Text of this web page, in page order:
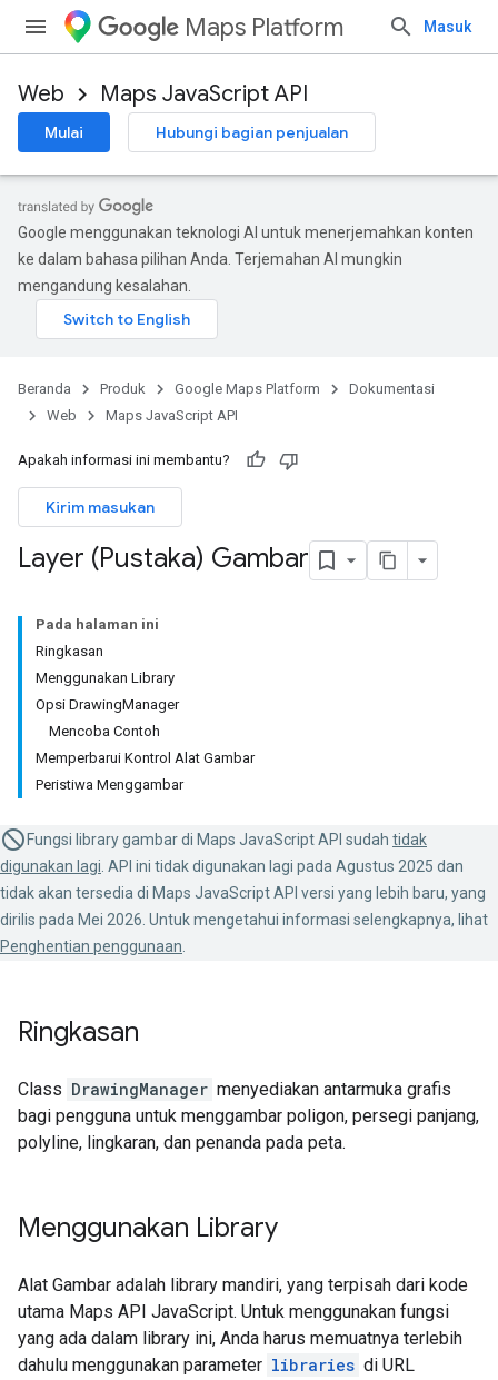
Maps Platform Masuk
Web Maps JavaScript API
Mulai Hubungi bagian penjualan
Google menggunakan teknologi AI untuk menerjemahkan konten
ke dalam bahasa pilihan Anda. Terjemahan AI mungkin
mengandung kesalahan.
Beranda Produk Google Maps Platform
Dokumentasi
Web
Maps JavaScript API
Apakah informasi ini membantu?
Kirim masukan
Layer (Pustaka) Gambar
Pada halaman ini
Ringkasan
Menggunakan Library
Opsi DrawingManager
Mencoba Contoh
Memperbarui Kontrol Alat Gambar
Peristiwa Menggambar
Fungsi library gambar di Maps JavaScript API sudah tidak
digunakan lagi . API ini tidak digunakan lagi pada Agustus 2025 dan
tidak akan tersedia di Maps JavaScript API versi yang lebih baru, yang
dirilis pada Mei 2026. Untuk mengetahui informasi selengkapnya, lihat
Penghentian penggunaan
Ringkasan
Class DrawingManager menyediakan antarmuka grafis
bagi pengguna untuk menggambar poligon, persegi panjang,
polyline, lingkaran, dan penanda pada peta.
Menggunakan Library
Alat Gambar adalah library mandiri, yang terpisah dari kode
utama Maps API JavaScript. Untuk menggunakan fungsi
yang ada dalam library ini, Anda harus memuatnya terlebih
dahulu menggunakan parameter libraries di URL